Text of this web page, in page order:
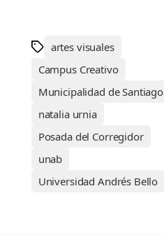
artes visuales
Campus Creativo
Municipalidad de Santiago
natalia urnia
Posada del Corregidor
unab
Universidad Andrés Bello